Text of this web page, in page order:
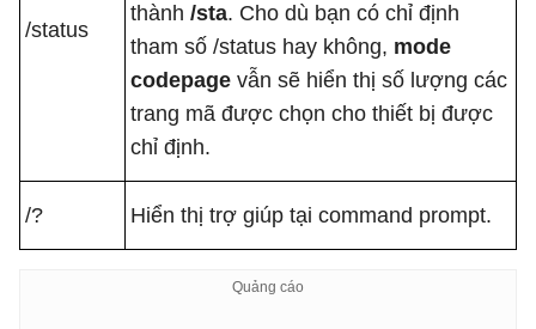
/status
thành /sta. Cho dù bạn có chỉ định
tham số /status hay không, mode
codepage vẫn sẽ hiển thị số lượng các
trang mã được chọn cho thiết bị được
chỉ định.
/? Hiển thị trợ giúp tại command prompt.